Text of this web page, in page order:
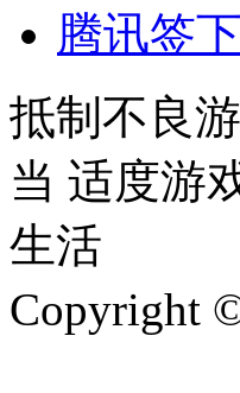
腾讯签
抵制不良
当 适度游
生活
Copyright